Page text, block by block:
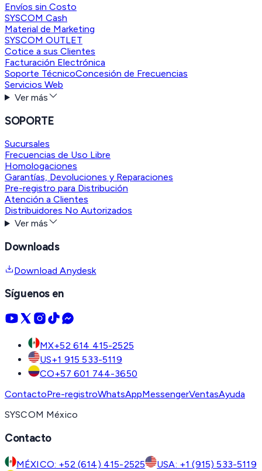
Envíos sin Costo
SYSCOM Cash
Material de Marketing
SYSCOM OUTLET
Cotice a sus Clientes
Facturación Electrónica
Soporte TécnicoConcesión de Frecuencias
Servicios Web
Ver más
SOPORTE
Sucursales
Frecuencias de Uso Libre
Homologaciones
Garantías, Devoluciones y Reparaciones
Pre-registro para Distribución
Atención a Clientes
Distribuidores No Autorizados
Ver más
Downloads
Download Anydesk
Síguenos en
MX+52 614 415-2525
US+1 915 533-5119
CO+57 601 744-3650
ContactoPre-registroWhatsAppMessengerVentasAyuda
SYSCOM México
Contacto
MÉXICO: +52 (614) 415-2525 USA: +1 (915) 533-5119